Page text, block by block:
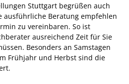
Stuttgart begrüßen auch
ausführliche Beratung empfehlen
zu vereinbaren. So ist
ausreichend Zeit für Sie
Besonders an Samstagen
Frühjahr und Herbst sind die